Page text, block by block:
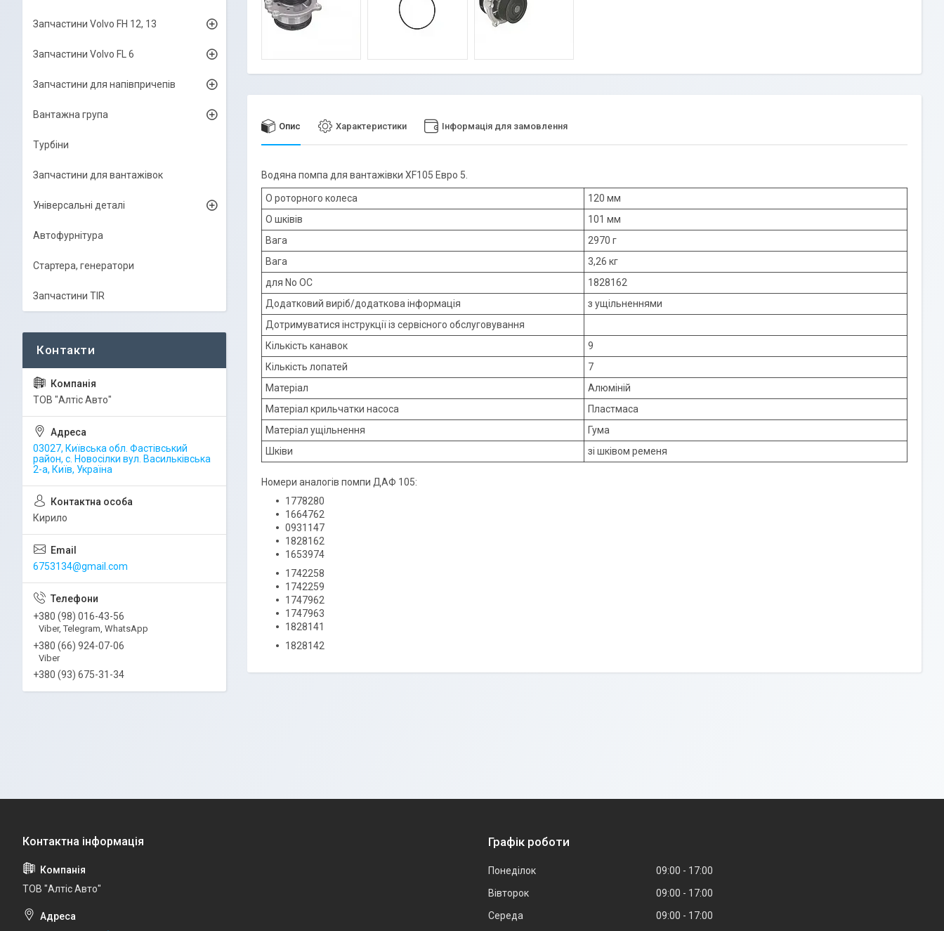
Опис Характеристики Інформація для замовлення
Водяна помпа для вантажівки XF105 Евро 5.
O роторного колеса
120 мм
O шківів
101 мм
Вага
2970 г
Вага
3,26 кг
для No ОС
1828162
Додатковий виріб/додаткова інформація
з ущільненнями
Дотримуватися інструкції із сервісного обслуговування
Кількість канавок
9
Кількість лопатей
7
Матеріал
Алюміній
Матеріал крильчатки насоса
Пластмаса
Матеріал ущільнення
Гума
Шківи
зі шківом ременя
Номери аналогів помпи ДАФ 105:
1778280
1664762
0931147
1828162
1653974
1742258
1742259
1747962
1747963
1828141
1828142
Запчастини Volvo FH 12, 13
Запчастини Volvo FL 6
Запчастини для напівпричепів
Вантажна група
Турбіни
Запчастини для вантажівок
Універсальні деталі
Автофурнітура
Стартера, генератори
Запчастини TIR
ТОВ "Алтіс Авто"
03027, Київська обл. Фастівський
район, с. Новосілки вул. Васильківська
2-а, Київ, Україна
Кирило
6753134@gmail.com
+380 (98) 016-43-56
Viber, Telegram, WhatsApp
+380 (66) 924-07-06
Viber
+380 (93) 675-31-34
ТОВ "Алтіс Авто"
Графік роботи
Понеділок 09:00
17:00
Вівторок
09:00
17:00
Середа
09:00 17:00